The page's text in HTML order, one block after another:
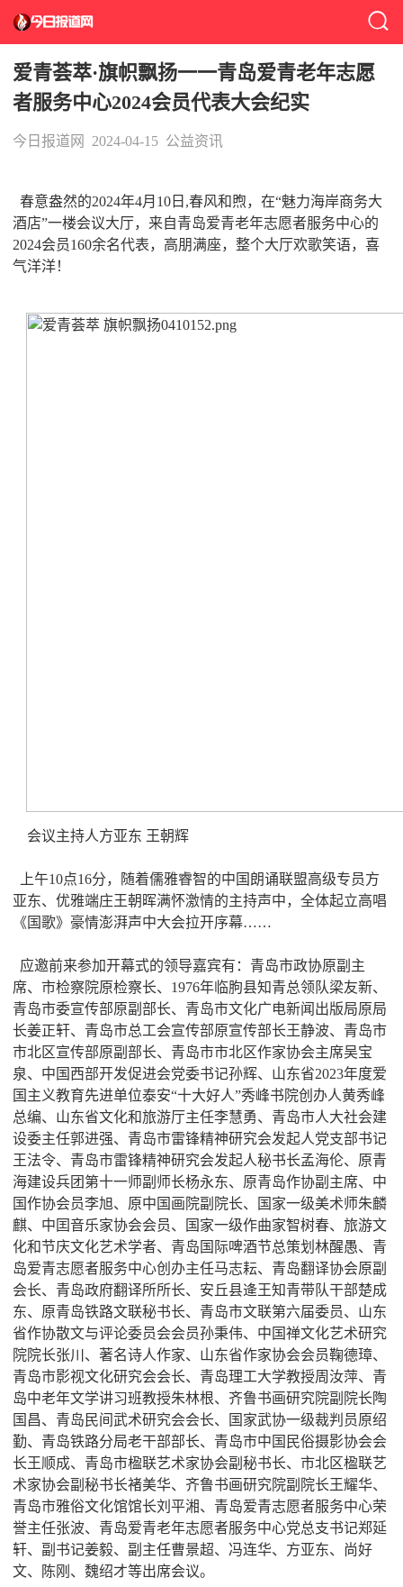
爱青荟萃·旗帜飘扬一一青岛爱青老年志愿
者服务中心2024会员代表大会纪实
今日报道网 2024-04-15 公益资讯
春意盎然的2024年4月10日,春风和煦，在“魅力海岸商务大
酒店”一楼会议大厅，来自青岛爱青老年志愿者服务中心的
2024会员160余名代表，高朋满座，整个大厅欢歌笑语，喜
气洋洋！
会议主持人方亚东 王朝辉
上午10点16分，随着儒雅睿智的中国朗诵联盟高级专员方
亚东、优雅端庄王朝晖满怀激情的主持声中，全体起立高唱
《国歌》豪情澎湃声中大会拉开序幕……
应邀前来参加开幕式的领导嘉宾有：青岛市政协原副主
席、市检察院原检察长、1976年临朐县知青总领队梁友新、
青岛市委宣传部原副部长、青岛市文化广电新闻出版局原局
长姜正轩、青岛市总工会宣传部原宣传部长王静波、青岛市
市北区宣传部原副部长、青岛市市北区作家协会主席吴宝
泉、中国西部开发促进会党委书记孙辉、山东省2023年度爱
国主义教育先进单位泰安“十大好人”秀峰书院创办人黄秀峰
总编、山东省文化和旅游厅主任李慧勇、青岛市人大社会建
设委主任郭进强、青岛市雷锋精神研究会发起人党支部书记
王法令、青岛市雷锋精神研究会发起人秘书长孟海伦、原青
海建设兵团第十一师副师长杨永东、原青岛作协副主席、中
国作协会员李旭、原中国画院副院长、国家一级美术师朱麟
麒、中囯音乐家协会会员、国家一级作曲家智树春、旅游文
化和节庆文化艺术学者、青岛国际啤酒节总策划林醒愚、青
岛爱青志愿者服务中心创办主任马志耘、青岛翻译协会原副
会长、青岛政府翻译所所长、安丘县逄王知青带队干部楚成
东、原青岛铁路文联秘书长、青岛市文联第六届委员、山东
省作协散文与评论委员会会员孙秉伟、中国禅文化艺术研究
院院长张川、著名诗人作家、山东省作家协会会员鞠德璋、
青岛市影视文化研究会会长、青岛理工大学教授周汝萍、青
岛中老年文学讲习班教授朱林根、齐鲁书画研究院副院长陶
国昌、青岛民间武术研究会会长、国家武协一级裁判员原绍
勤、青岛铁路分局老干部部长、青岛市中国民俗摄影协会会
长王顺成、青岛市楹联艺术家协会副秘书长、市北区楹联艺
术家协会副秘书长褚美华、齐鲁书画研究院副院长王耀华、
青岛市雅俗文化馆馆长刘平湘、青岛爱青志愿者服务中心荣
誉主任张波、青岛爱青老年志愿者服务中心党总支书记郑延
轩、副书记姜毅、副主任曹景超、冯连华、方亚东、尚好
文、陈刚、魏绍才等出席会议。